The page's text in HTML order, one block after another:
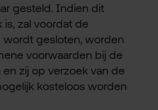
gesteld. Indien dit
zal voordat de
gesloten, worden
voorwaarden bij de
zij op verzoek van de
kosteloos worden